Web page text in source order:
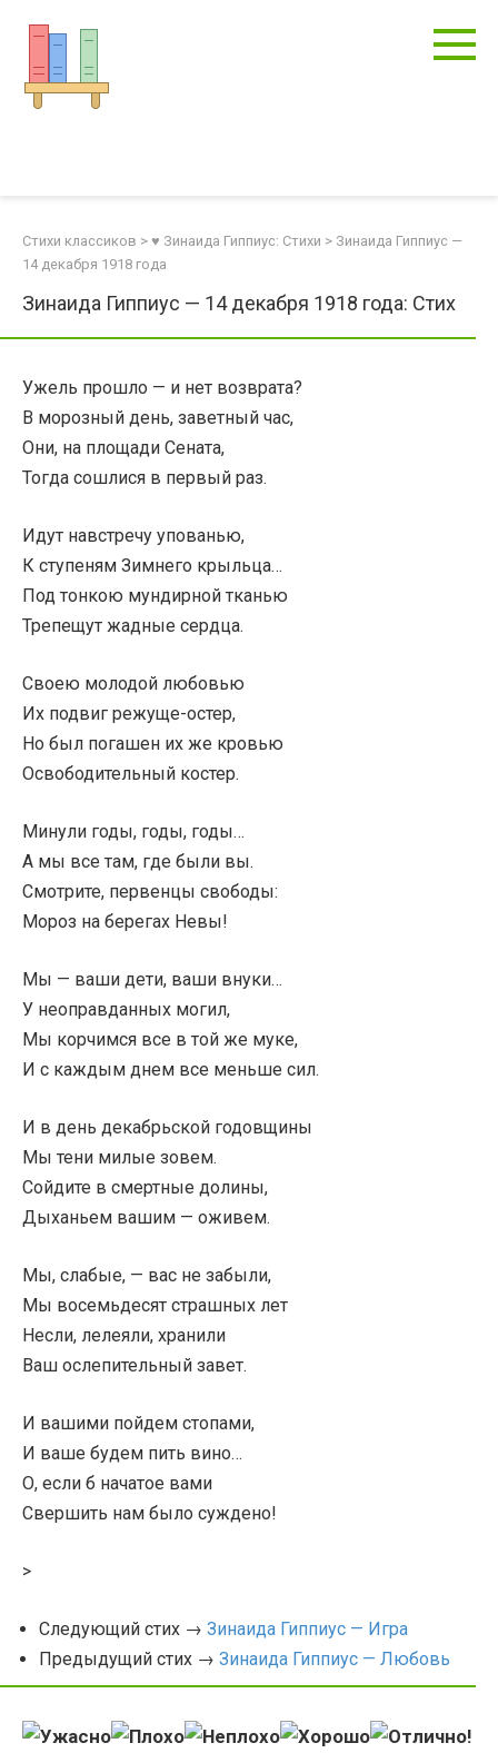
контенту
Стихи классиков > ♥ Зинаида Гиппиус: Стихи > Зинаида Гиппиус —
14 декабря 1918 года
Зинаида Гиппиус — 14 декабря 1918 года: Стих
Ужель прошло — и нет возврата?
В морозный день, заветный час,
Они, на площади Сената,
Тогда сошлися в первый раз.
Идут навстречу упованью,
К ступеням Зимнего крыльца…
Под тонкою мундирной тканью
Трепещут жадные сердца.
Своею молодой любовью
Их подвиг режуще-остер,
Но был погашен их же кровью
Освободительный костер.
Минули годы, годы, годы…
А мы все там, где были вы.
Смотрите, первенцы свободы:
Мороз на берегах Невы!
Мы — ваши дети, ваши внуки…
У неоправданных могил,
Мы корчимся все в той же муке,
И с каждым днем все меньше сил.
И в день декабрьской годовщины
Мы тени милые зовем.
Сойдите в смертные долины,
Дыханьем вашим — оживем.
Мы, слабые, — вас не забыли,
Мы восемьдесят страшных лет
Несли, лелеяли, хранили
Ваш ослепительный завет.
И вашими пойдем стопами,
И ваше будем пить вино…
О, если б начатое вами
Свершить нам было суждено!
>
Следующий стих → Зинаида Гиппиус — Игра
Предыдущий стих → Зинаида Гиппиус — Любовь